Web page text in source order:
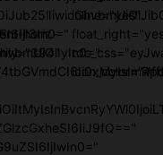
horiz-
inline="yes"